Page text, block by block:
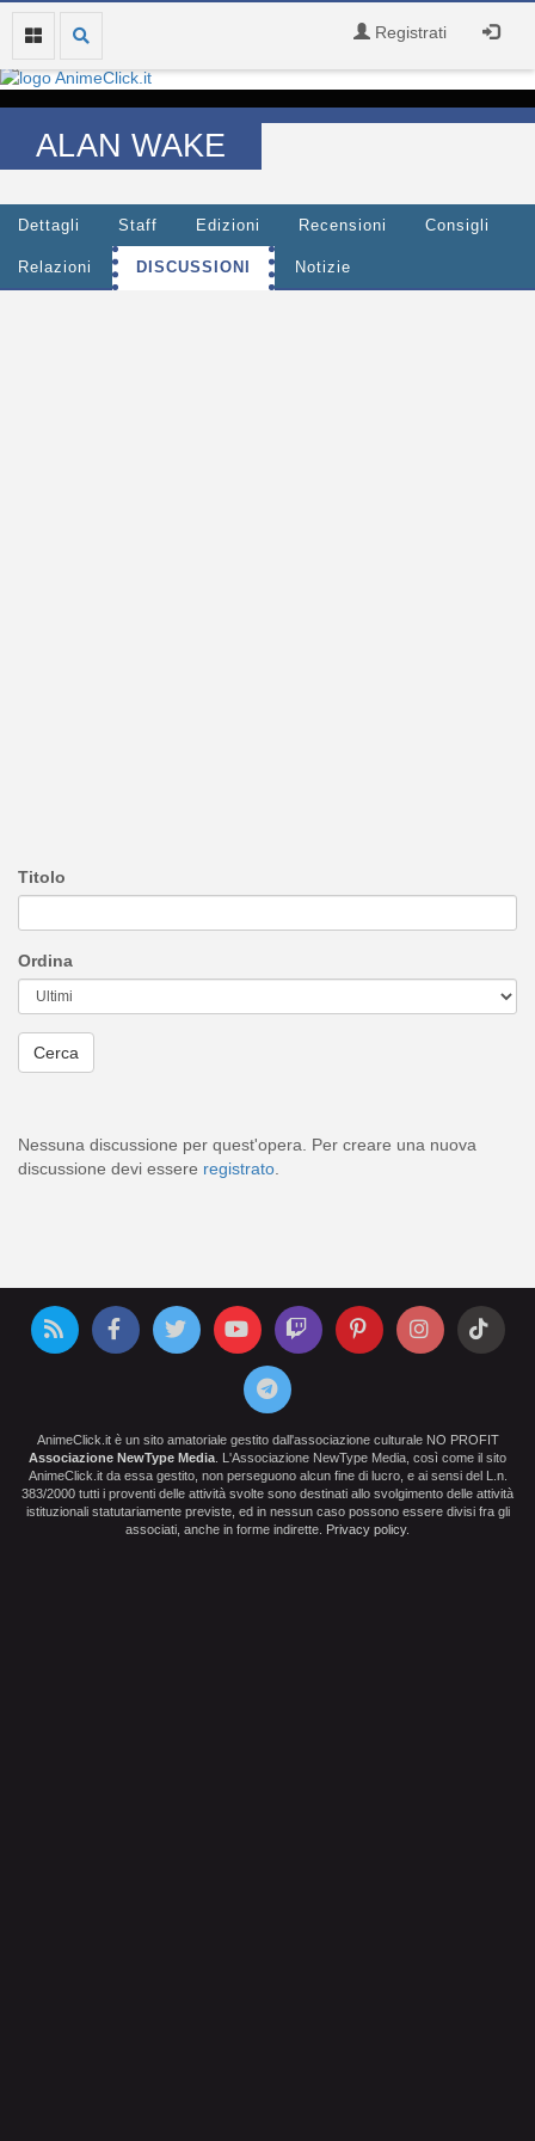
Registrati
ALAN WAKE
Dettagli Staff Edizioni Recensioni Consigli
Relazioni DISCUSSIONI Notizie
Titolo
Ordina
Nessuna discussione per quest'opera. Per creare una nuova
discussione devi essere registrato
AnimeClick.it è un sito amatoriale gestito dall'associazione culturale NO PROFIT
Associazione NewType Media . L'Associazione NewType Media, così come il sito
AnimeClick.it da essa gestito, non perseguono alcun fine di lucro, e ai sensi del L.n.
383/2000 tutti i proventi delle attività svolte sono destinati allo svolgimento delle attività
istituzionali statutariamente previste, ed in nessun caso possono essere divisi fra gli
associati, anche in forme indirette. Privacy policy.